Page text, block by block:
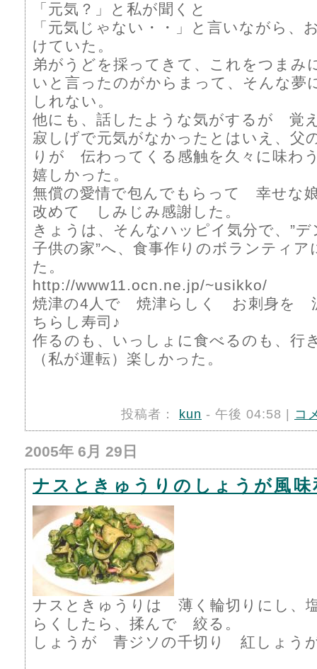
「元気？」と私が聞くと
「元気じゃない・・」と言いながら、
けていた。
弟がうどを採ってきて、これをつま
いと言ったのがからまって、そんな夢
しれない。
他にも、話したような気がするが 覚
寂しげで元気がなかったとはいえ、父
りが 伝わってくる感触を久々に味わ
嬉しかった。
無償の愛情で包んでもらって 幸せな
改めて しみじみ感謝した。
きょうは、そんなハッピイ気分で、”
子供の家”へ、食事作りのボランティ
た。
http://www11.ocn.ne.jp/~usikko/
焼津の4人で 焼津らしく お刺身を
ちらし寿司♪
作るのも、いっしょに食べるのも、行
（私が運転）楽しかった。
投稿者： kun - 午後 04:58 | コ
2005年 6月 29日
ナスときゅうりのしょうが風味
ナスときゅうりは 薄く輪切りにし、
らくしたら、揉んで 絞る。
しょうが 青ジソの千切り 紅しょう